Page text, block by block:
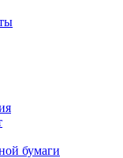
бумаги